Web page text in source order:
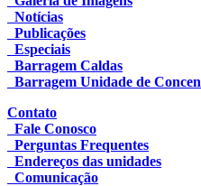
Notícias
Publicações
Especiais
Barragem Caldas
Barragem Unidade de
Contato
Fale Conosco
Perguntas Frequentes
Endereços das unidades
Comunicação